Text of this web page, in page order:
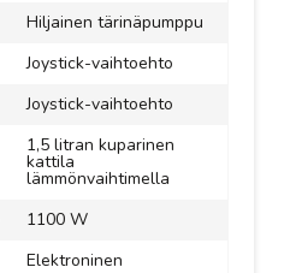
Hiljainen tärinäpumppu
Joystick-vaihtoehto
Joystick-vaihtoehto
1,5 litran kuparinen
kattila
lämmönvaihtimella
1100 W
Elektroninen